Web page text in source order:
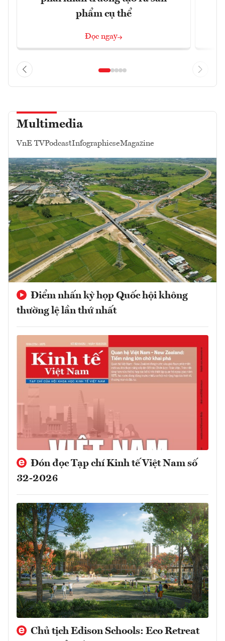
phẩm cụ thể
Đọc ngay
Multimedia
VnE TVPodcastInfographicseMagazine
Điểm nhấn kỳ họp Quốc hội không
thường lệ lần thứ nhất
Đón đọc Tạp chí Kinh tế Việt Nam số
32-2026
Chủ tịch Edison Schools: Eco Retreat